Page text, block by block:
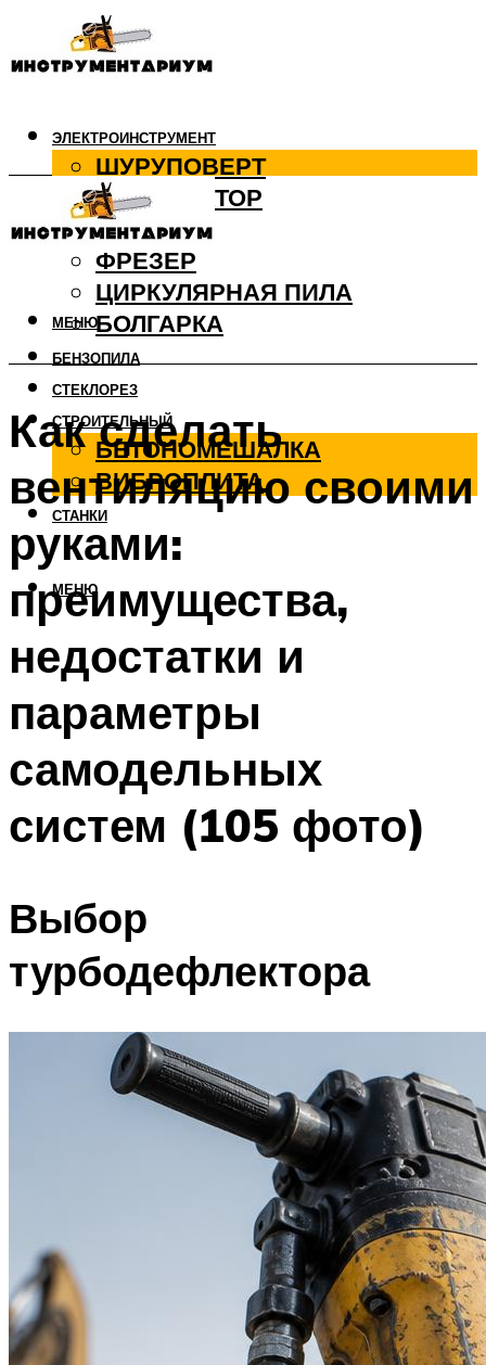
ЭЛЕКТРОИНСТРУМЕНТ
ШУРУПОВЕРТ
ПЕРФОРАТОР
ДРЕЛЬ
ФРЕЗЕР
ЦИРКУЛЯРНАЯ ПИЛА
БОЛГАРКА
БЕНЗОПИЛА
СТЕКЛОРЕЗ
СТРОИТЕЛЬНЫЙ
БЕТОНОМЕШАЛКА
ВИБРОПЛИТА
СТАНКИ
МЕНЮ
МЕНЮ
Как сделать
вентиляцию своими
руками:
преимущества,
недостатки и
параметры
самодельных
систем (105 фото)
Выбор
турбодефлектора